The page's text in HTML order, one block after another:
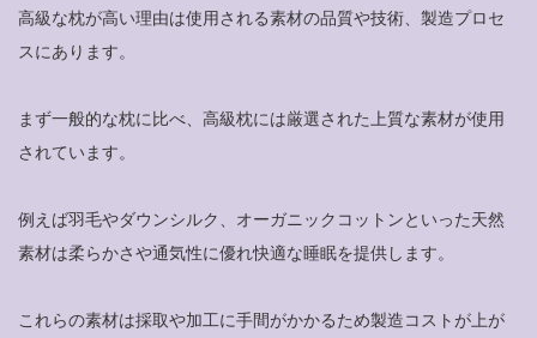
高級な枕が高い理由は使用される素材の品質や技術、製造プロセ
スにあります。
まず一般的な枕に比べ、高級枕には厳選された上質な素材が使用
されています。
例えば羽毛やダウンシルク、オーガニックコットンといった天然
素材は柔らかさや通気性に優れ快適な睡眠を提供します。
これらの素材は採取や加工に手間がかかるため製造コストが上が